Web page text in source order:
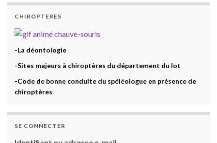
CHIROPTERES
-La déontologie
-Sites majeurs à chiroptères du département du lot
-Code de bonne conduite du spéléologue en présence de
chiroptères
SE CONNECTER